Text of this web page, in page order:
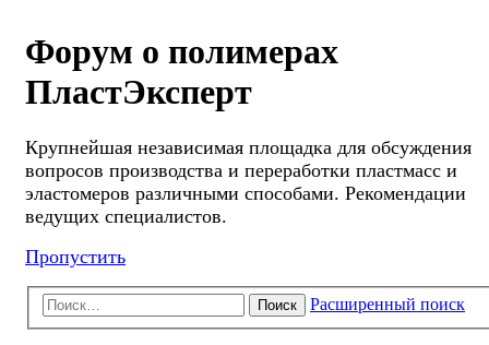
Форум о полимерах
ПластЭксперт
Крупнейшая независимая площадка для обсуждения
вопросов производства и переработки пластмасс и
эластомеров различными способами. Рекомендации
ведущих специалистов.
Пропустить
Поиск Расширенный поиск